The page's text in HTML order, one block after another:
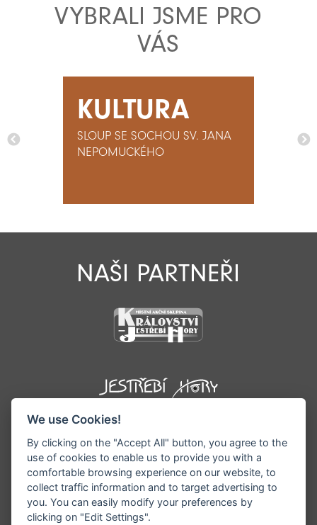
VYBRALI JSME PRO
VÁS
KULTURA
SLOUP SE SOCHOU SV. JANA
NEPOMUCKÉHO
NAŠI PARTNEŘI
©1996 - 2026 Všechna práva vyhrazena serveru
We use Cookies!
By clicking on the "Accept All" button, you agree to the
use of cookies to enable us to provide you with a
comfortable browsing experience on our website, to
collect traffic information and to target advertising to
you. You can easily modify your preferences by
clicking on "Edit Settings".